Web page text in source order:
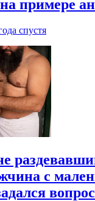
примере
спустя
с